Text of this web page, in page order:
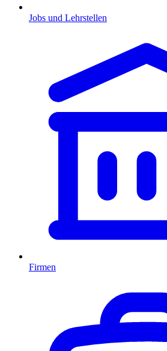
Jobs und Lehrstellen
Firmen